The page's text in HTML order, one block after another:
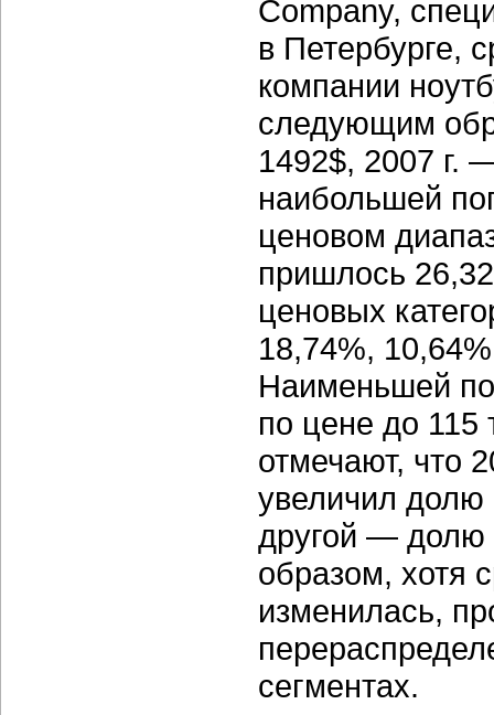
Company,
в Петербурге,
компании
следующим
1492$, 2007 г.
наибольшей
ценовом
пришлось
ценовых
18,74%,
Наименьшей
по цене до
отмечают, что
увеличил долю
другой — долю
образом, хотя
изменилась,
сегментах.